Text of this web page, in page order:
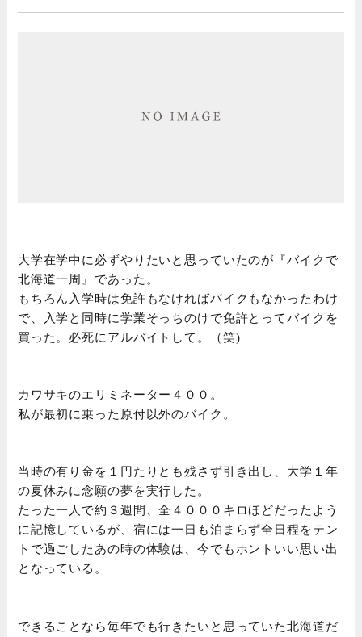
大学在学中に必ずやりたいと思っていたのが『バイクで
北海道一周』であった。
もちろん入学時は免許もなければバイクもなかったわけ
で、入学と同時に学業そっちのけで免許とってバイクを
買った。必死にアルバイトして。（笑)
カワサキのエリミネーター４００。
私が最初に乗った原付以外のバイク。
当時の有り金を１円たりとも残さず引き出し、大学１年
の夏休みに念願の夢を実行した。
たった一人で約３週間、全４０００キロほどだったよう
に記憶しているが、宿には一日も泊まらず全日程をテン
トで過ごしたあの時の体験は、今でもホントいい思い出
となっている。
できることなら毎年でも行きたいと思っていた北海道だ